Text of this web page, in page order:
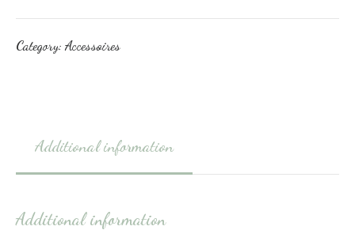
Category: Accessoires
Additional information
Additional information